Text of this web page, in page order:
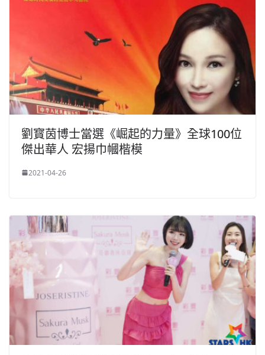
劉寳茵博士當選《崛起的力量》全球100位
傑出華人 宏揚巾幗楷模
2021-04-26